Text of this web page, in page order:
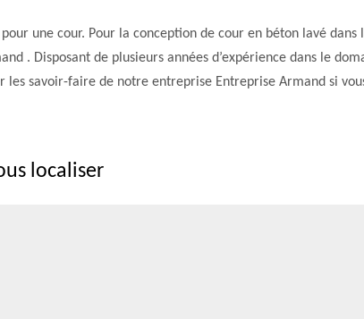
une cour. Pour la conception de cour en béton lavé dans
. Disposant de plusieurs années d’expérience dans le
les savoir-faire de notre entreprise Entreprise Armand si
localiser